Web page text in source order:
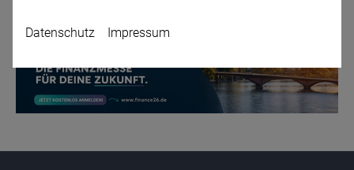
Datenschutz Impressum